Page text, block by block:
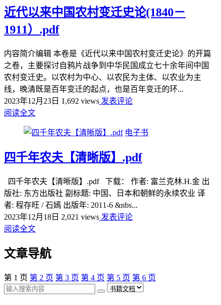
近代以来中国农村变迁史论(1840－
1911）.pdf
内容简介编辑 本卷是《近代以来中国农村变迁史论》的开篇
之卷，主要探讨自鸦片战争到中华民国成立七十余年间中国
农村变迁史。以农村为中心、以农民为主体、以农业为主
线，晚清既是百年变迁的起点，也是百年变迁的环...
2023年12月23日 1,692 views 发表评论
阅读全文
电子书
四千年农夫【清晰版】.pdf
四千年农夫【清晰版】.pdf 下载： 作者: 富兰克林.H.金 出
版社: 东方出版社 副标题: 中国、日本和朝鲜的永续农业 译
者: 程存旺 / 石嫣 出版年: 2011-6 &nbs...
2023年12月18日 2,021 views 发表评论
阅读全文
文章导航
第 1 页 第 2 页 第 3 页 第 4 页 第 5 页 第 6 页